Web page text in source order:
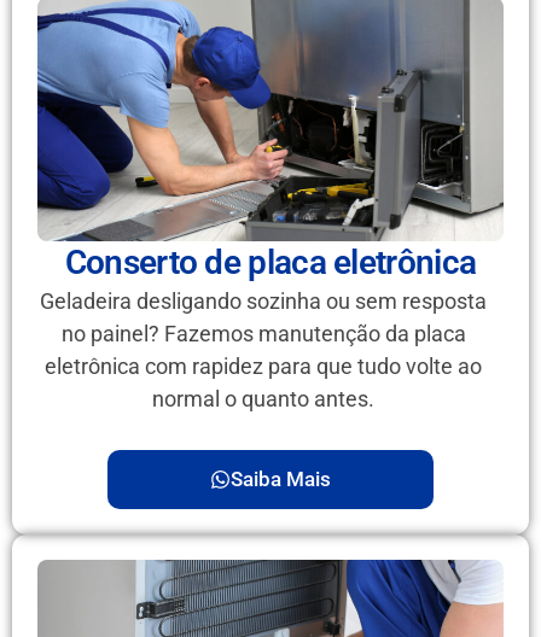
Conserto de placa eletrônica
Geladeira desligando sozinha ou sem resposta
no painel? Fazemos manutenção da placa
eletrônica com rapidez para que tudo volte ao
normal o quanto antes.
Saiba Mais